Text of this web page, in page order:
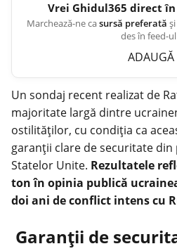
Vrei Ghidul365 direct în
Marchează-ne casursă preferată
des în feed-
ADAUGĂ
Un sondaj recent realizat de
majoritate largă dintre
ostilităților, cu condiția ca
garanții clare de securitate din
Statelor Unite. Rezultatele
ton în opinia publică
doi ani de conflict intens cu
Garanții de